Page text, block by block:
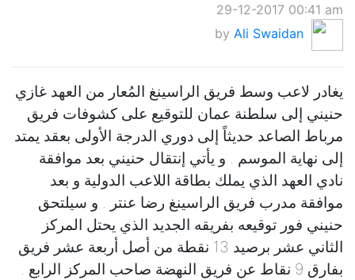
29-12-2017 00:41 am
by Ali Swaidan
يغادر لاعب وسط فريق الراسينغ المُعار من العهد غازي
حنيني إلى سلطنة عمان للتوقيع على كشوفات فريق
مرباط الصاعد حديثاً إلى دوري الدرجة الأولى بعقد يمتد
إلى نهاية الموسم . و يأتي إنتقال حنيني بعد موافقة
نادي العهد الذي يملك بطاقة اللاعب الدولية و بعد
موافقة مدرب فريق الراسينغ رضا عنتر . و سيلتحق
حنيني فور توقيعه بفريقه الجديد الذي يحتل المركز
الثاني عشر برصيد 13 نقطة من أصل أربعة عشر فريق
بفارق 9 نقاط عن فريق النهضة صاحب المركز الرابع .